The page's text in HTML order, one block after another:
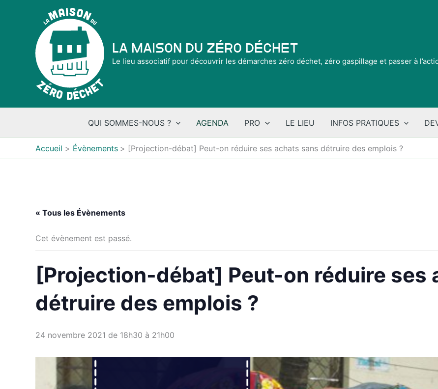
La Maison du Zéro Déchet
Le lieu associatif pour découvrir les démarches zéro déchet, zéro gaspillage et passer à
QUI SOMMES-NOUS ? AGENDA PRO LE LIEU INFOS PRATIQUES
Accueil Évènements [Projection-débat] Peut-on réduire ses achats sans détruire des emplois ?
« Tous les Évènements
Cet évènement est passé.
[Projection-débat] Peut-on réduire ses
détruire des emplois ?
24 novembre 2021 de 18h30 à 21h00